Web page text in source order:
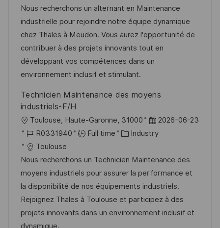
a
t
i
o
n
t
e
d
D
a
b
I
d
t
e
g
o
r
y
Nous recherchons un alternant en Maintenance
industrielle pour rejoindre notre équipe dynamique
chez Thales à Meudon. Vous aurez l'opportunité de
contribuer à des projets innovants tout en
développant vos compétences dans un
environnement inclusif et stimulant.
Technicien Maintenance des moyens
industriels-F/H
L
o
c
a
t
i
o
n
Toulouse, Haute-Garonne, 31000
P
o
t
e
d
D
a
2026-06-23
J
o
b
I
d
R0331940 Full time
C
t
e
g
o
r
Industry
Toulouse
Nous recherchons un Technicien Maintenance des
moyens industriels pour assurer la performance et
la disponibilité de nos équipements industriels.
Rejoignez Thales à Toulouse et participez à des
projets innovants dans un environnement inclusif et
dynamique.